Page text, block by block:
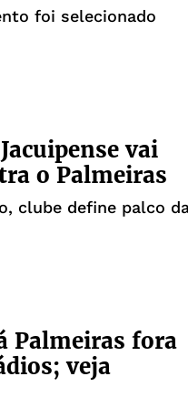
foi selecionado
vai
o Palmeiras
clube define palco
Palmeiras fora
veja